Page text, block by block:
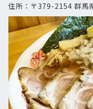
住所：〒379-2154 群馬